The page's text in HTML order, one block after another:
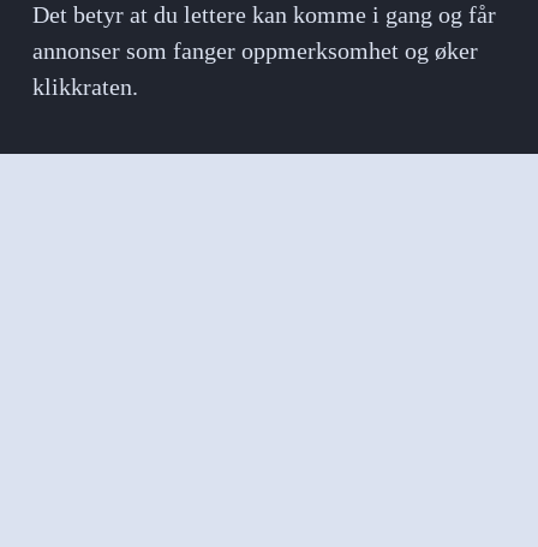
Det betyr at du lettere kan komme i gang og får
annonser som fanger oppmerksomhet og øker
klikkraten.